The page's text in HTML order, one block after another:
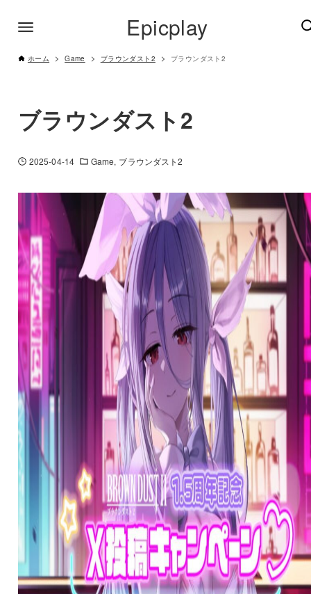
Epicplay
ホーム Game ブラウンダスト2 ブラウンダスト2
ブラウンダスト2
2025-04-14 Game ブラウンダスト2